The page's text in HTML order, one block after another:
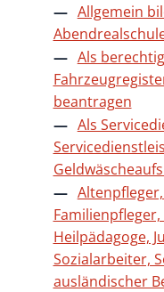
Allgemein
Als
beantragen
Als
Heilpädagoge,
Sozialarbeiter,
ausländischer